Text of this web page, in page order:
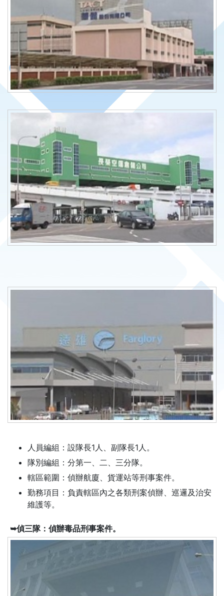
人員編組：設隊長1人、副隊長1人。
隊別編組：分第一、二、三分隊。
轄區範圍：偵辦航廈、貨運站等刑事案件。
勤務項目：負責轄區內之各類刑案偵辦、巡邏及治安
維護等。
➥偵三隊：偵辦毒品刑事案件。